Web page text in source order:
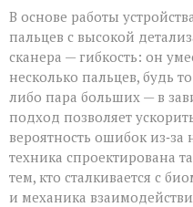
В основе работы
пальцев с высокой
сканера — гибкость: он
несколько пальцев, будь
либо пара больших — в
подход позволяет
вероятность ошибок
техника спроектирована
тем, кто сталкивается с
и механика